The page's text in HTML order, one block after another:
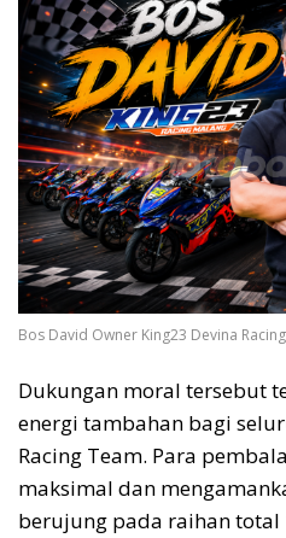
Bos David Owner King23 Devina
Dukungan moral tersebut
energi tambahan bagi
Racing Team. Para
maksimal dan
berujung pada raihan total